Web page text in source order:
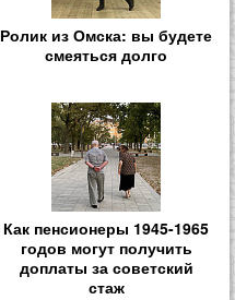
Ролик из Омска: вы будете
смеяться долго
Как пенсионеры 1945-1965
годов могут получить
доплаты за советский
стаж